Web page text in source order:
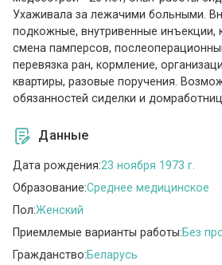
Ухаживала за лежачими больными.
подкожные, внутривенные инъекции,
смена памперсов,
перевязка ран, кормление,
квартиры, разовые поручения.
обязанностей сиделки и
Данные
Дата рождения:23 ноября 1973 г.
Образование:Среднее медицинское
Пол:Женский
Приемлемые варианты работы:Без
Гражданство:Беларусь